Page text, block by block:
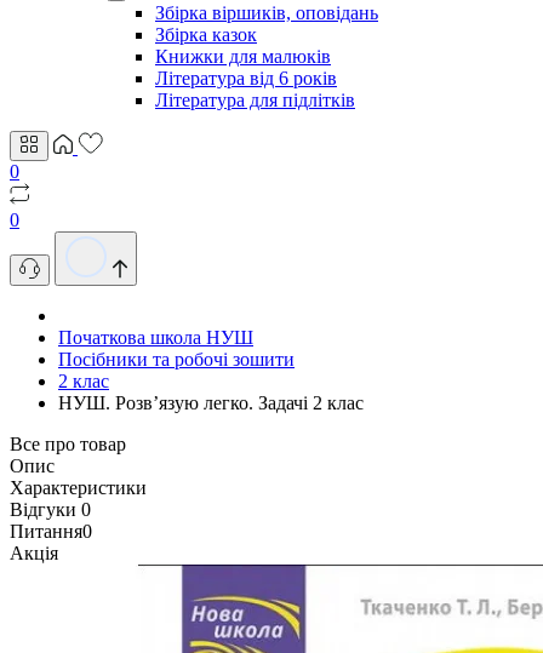
Збірка віршиків, оповідань
Збірка казок
Книжки для малюків
Література від 6 років
Література для підлітків
0
0
Початкова школа НУШ
Посібники та робочі зошити
2 клас
НУШ. Розв’язую легко. Задачі 2 клас
Все про товар
Опис
Характеристики
Відгуки 0
Питання0
Акція